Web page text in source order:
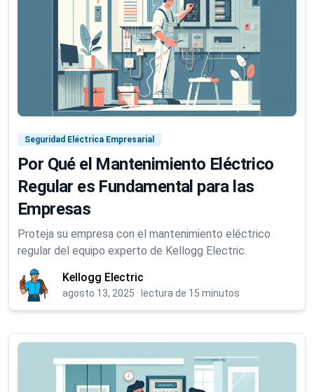
Seguridad Eléctrica Empresarial
Por Qué el Mantenimiento Eléctrico
Regular es Fundamental para las
Empresas
Proteja su empresa con el mantenimiento eléctrico
regular del equipo experto de Kellogg Electric.
Kellogg Electric
agosto 13, 2025 · lectura de 15 minutos